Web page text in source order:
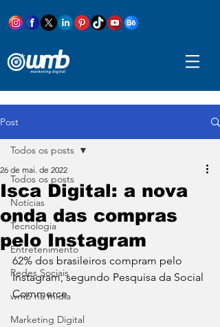
Post
Todos os posts
Notícias
Tecnologia
Entretenimento
Redes Sociais
wmb na mídia
Marketing Digital
Todos os posts
Isca Digital: a nova
onda das compras
pelo Instagram
26 de mai. de 2022
62% dos brasileiros compram pelo
Instagram, segundo Pesquisa da Social
Commerce